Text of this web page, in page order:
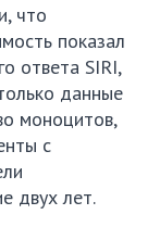
что
показал
ответа SIRI,
данные
моноцитов,
с
двух лет.